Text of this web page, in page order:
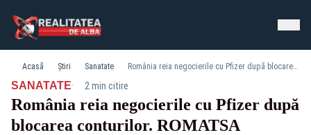
Acasă Știri Sanatate România reia negocierile cu Pfizer după blocarea conturilor. ROMATSA contestă decizia
SANATATE· 2 min citire
România reia negocierile cu Pfizer după
blocarea conturilor. ROMATSA